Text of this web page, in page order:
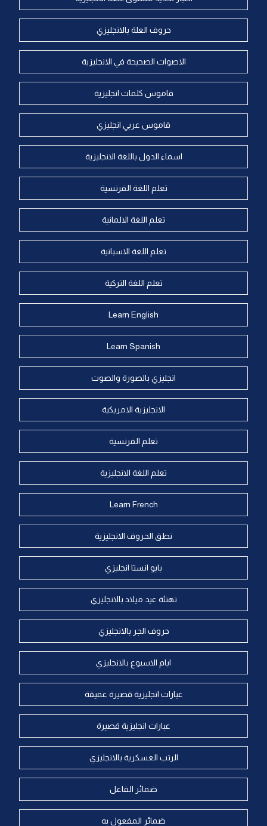
حروف العلة بالانجليزي
الاصوات الصحيحة في الانجليزية
قاموس كلمات انجليزية
قاموس عربي انجليزي
اسماء الدول باللغة الانجليزية
تعلم اللغة الفرنسية
تعلم اللغة الالمانية
تعلم اللغة الاسبانية
تعلم اللغة التركية
Learn English
Learn Spanish
انجليزي بالصورة والصوت
الانجليزية الامريكية
تعلم الفرنسية
تعلم اللغة الانجليزية
Learn French
نطق الحروف الانجليزية
بايو انستا انجليزي
تهنئة عيد ميلاد بالانجليزي
حروف الجر بالانجليزي
ايام الاسبوع بالانجليزي
عبارات انجليزية قصيرة عميقة
عبارات انجليزية قصيرة
الرتب العسكرية بالانجليزي
ضمائر الفاعل
ضمائر المفعول به